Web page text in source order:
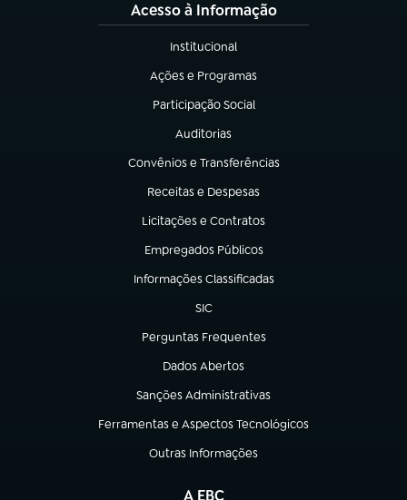
Acesso à Informação
Institucional
(abre em nova aba)
Ações e Programas
(abre em nova aba)
Participação Social
(abre em nova aba)
Auditorias
(abre em nova aba)
Convênios e Transferências
(abre em nova aba)
Receitas e Despesas
(abre em nova aba)
Licitações e Contratos
(abre em nova aba)
Empregados Públicos
(abre em nova aba)
Informações Classificadas
(abre em nova aba)
SIC
(abre em nova aba)
Perguntas Frequentes
(abre em nova aba)
Dados Abertos
(abre em nova aba)
Sanções Administrativas
(abre em nova aba)
Ferramentas e Aspectos Tecnológicos
(abre em nova aba)
Outras Informações
(abre em nova aba)